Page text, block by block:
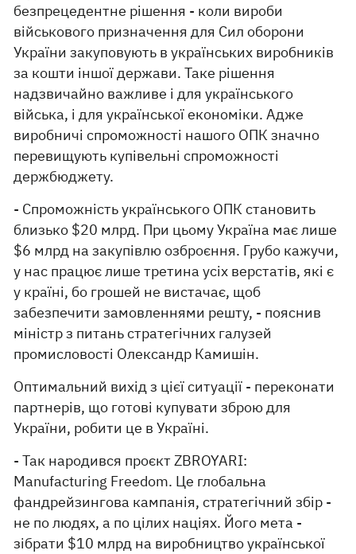
безпрецедентне рішення - коли вироби
військового призначення для Сил оборони
України закуповують в українських виробників
за кошти іншої держави. Таке рішення
надзвичайно важливе і для українського
війська, і для української економіки. Адже
виробничі спроможності нашого ОПК значно
перевищують купівельні спроможності
держбюджету.
- Спроможність українського ОПК становить
близько $20 млрд. При цьому Україна має лише
$6 млрд на закупівлю озброєння. Грубо кажучи,
у нас працює лише третина усіх верстатів, які є
у країні, бо грошей не вистачає, щоб
забезпечити замовленнями решту, - пояснив
міністр з питань стратегічних галузей
промисловості Олександр Камишін.
Оптимальний вихід з цієї ситуації - переконати
партнерів, що готові купувати зброю для
України, робити це в Україні.
- Так народився проєкт ZBROYARI:
Manufacturing Freedom. Це глобальна
фандрейзингова кампанія, стратегічний збір -
не по людях, а по цілих націях. Його мета -
зібрати $10 млрд на виробництво української